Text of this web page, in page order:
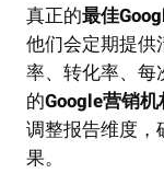
真正的最佳
他们会定期提供
率、转化率、每
的Google营销机
调整报告维度，
果。